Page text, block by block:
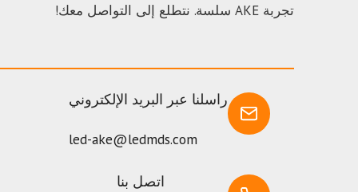
تجربة AKE سلسة. نتطلع إلى التواصل معك!
راسلنا عبر البريد الإلكتروني
led-ake@ledmds.com
اتصل بنا